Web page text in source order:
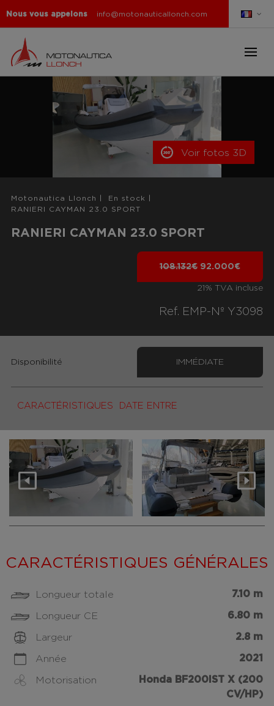
Nous vous appelons info@motonauticallonch.com
Voir fotos 3D
Motonautica Llonch En stock
RANIERI CAYMAN 23.0 SPORT
RANIERI CAYMAN 23.0 SPORT
108.132€ 92.000€
21% TVA incluse
Ref. EMP-Nº Y3098
CARACTÉRISTIQUES DATE ENTRE
Disponibilité IMMÉDIATE
CARACTÉRISTIQUES GÉNÉRALES
Longueur totale 7.10 m
Longueur CE 6.80 m
Largeur 2.8 m
Année 2021
Motorisation
Honda BF200IST X (200
CV/HP)